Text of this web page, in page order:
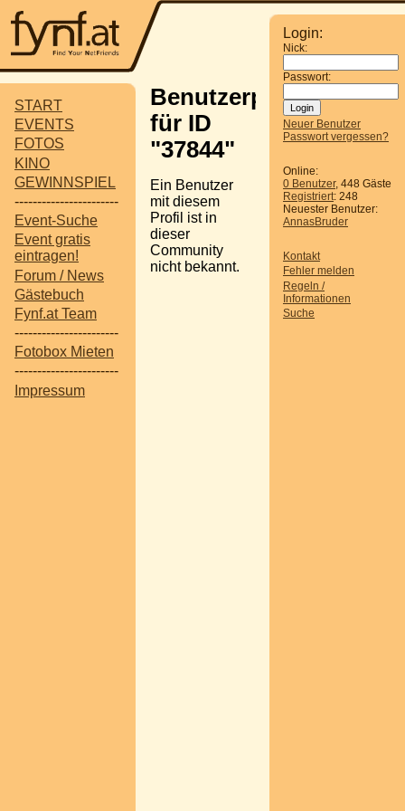
START
EVENTS
FOTOS
KINO
GEWINNSPIEL
-----------------------
Event-Suche
Event gratis
eintragen!
Forum / News
Gästebuch
Fynf.at Team
-----------------------
Fotobox Mieten
-----------------------
Impressum
Login:
Nick:
Passwort:
Neuer Benutzer
Passwort vergessen?
Online:
0 Benutzer, 448 Gäste
Registriert: 248
Neuester Benutzer:
AnnasBruder
Kontakt
Fehler melden
Regeln /
Informationen
Suche
Benutzerprofil
für ID
"37844"
Ein Benutzer
mit diesem
Profil ist in
dieser
Community
nicht bekannt.